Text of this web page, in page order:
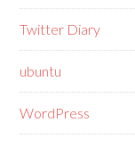
Twitter Diary
ubuntu
WordPress